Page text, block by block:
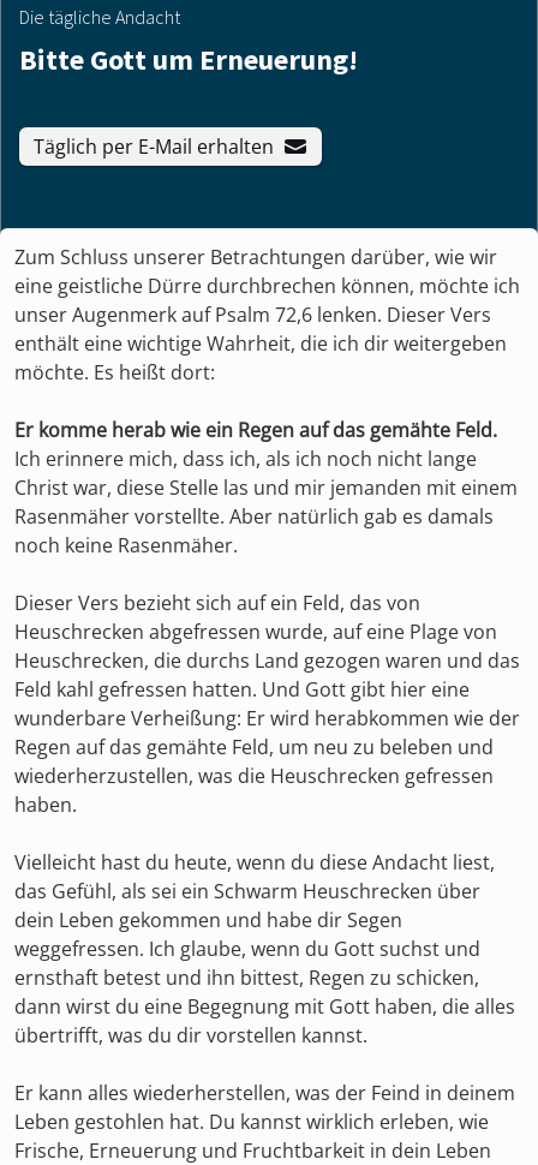
Die tägliche Andacht
Bitte Gott um Erneuerung!
Täglich per E-Mail erhalten
Zum Schluss unserer Betrachtungen darüber, wie wir
eine geistliche Dürre durchbrechen können, möchte ich
unser Augenmerk auf Psalm 72,6 lenken. Dieser Vers
enthält eine wichtige Wahrheit, die ich dir weitergeben
möchte. Es heißt dort:
Er komme herab wie ein Regen auf das gemähte Feld.
Ich erinnere mich, dass ich, als ich noch nicht lange
Christ war, diese Stelle las und mir jemanden mit einem
Rasenmäher vorstellte. Aber natürlich gab es damals
noch keine Rasenmäher.
Dieser Vers bezieht sich auf ein Feld, das von
Heuschrecken abgefressen wurde, auf eine Plage von
Heuschrecken, die durchs Land gezogen waren und das
Feld kahl gefressen hatten. Und Gott gibt hier eine
wunderbare Verheißung: Er wird herabkommen wie der
Regen auf das gemähte Feld, um neu zu beleben und
wiederherzustellen, was die Heuschrecken gefressen
haben.
Vielleicht hast du heute, wenn du diese Andacht liest,
das Gefühl, als sei ein Schwarm Heuschrecken über
dein Leben gekommen und habe dir Segen
weggefressen. Ich glaube, wenn du Gott suchst und
ernsthaft betest und ihn bittest, Regen zu schicken,
dann wirst du eine Begegnung mit Gott haben, die alles
übertrifft, was du dir vorstellen kannst.
Er kann alles wiederherstellen, was der Feind in deinem
Leben gestohlen hat. Du kannst wirklich erleben, wie
Frische, Erneuerung und Fruchtbarkeit in dein Leben